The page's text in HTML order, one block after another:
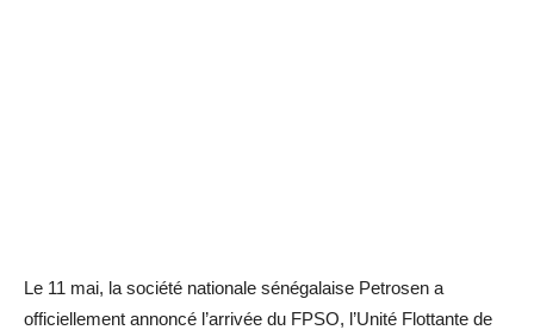
Le 11 mai, la société nationale sénégalaise Petrosen a
officiellement annoncé l’arrivée du FPSO, l’Unité Flottante de